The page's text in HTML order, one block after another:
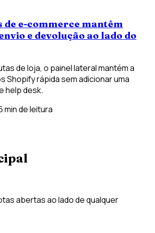
de e-commerce mantêm
e devolução ao lado do
de loja, o painel lateral mantém a
Shopify rápida sem adicionar uma
help desk.
min de leitura
abertas ao lado de qualquer